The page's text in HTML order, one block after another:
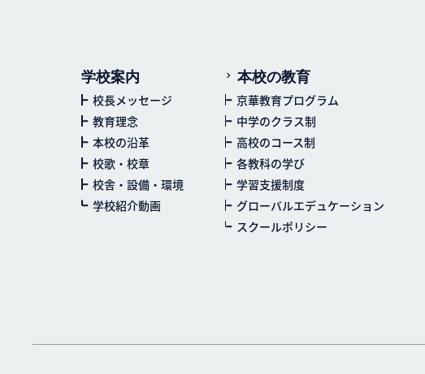
学校案内
校長メッセージ
教育理念
本校の沿革
校歌・校章
校舎・設備・環境
学校紹介動画
本校の教育
京華教育プログラム
中学のクラス制
高校のコース制
各教科の学び
学習支援制度
グローバルエデュケーション
スクールポリシー